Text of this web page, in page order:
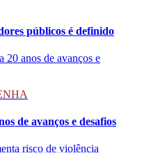
públicos é definido
de avanços e desafios